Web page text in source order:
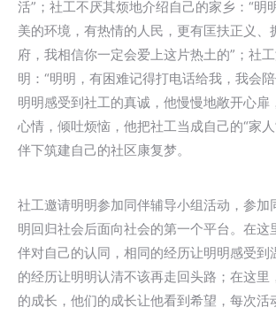
活”；社工不厌其烦地介绍自己的家乡：“明
美的环境，有热情的人民，更有匡扶正义、
府，我相信你一定会爱上这片热土的”；社
明：“明明，有困难记得打电话给我，我会陪
明明感受到社工的真诚，他慢慢地敞开心扉
心情，倾吐烦恼，他把社工当成自己的“家
伴下筑建自己的社区康复梦。
社工邀请明明参加同伴辅导小组活动，参加
明回归社会后面向社会的第一个平台。在这
伴对自己的认同，相同的经历让明明感受到
的经历让明明认清不该再走回头路；在这里
的成长，他们的成长让他看到希望，每次活